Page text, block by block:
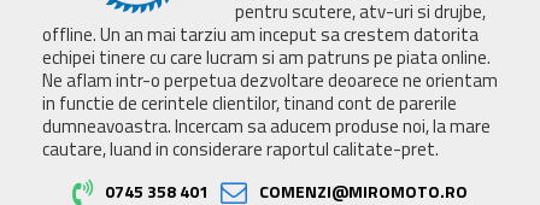
pentru scutere, atv-uri si drujbe,
offline. Un an mai tarziu am inceput sa crestem datorita
echipei tinere cu care lucram si am patruns pe piata online.
Ne aflam intr-o perpetua dezvoltare deoarece ne orientam
in functie de cerintele clientilor, tinand cont de parerile
dumneavoastra. Incercam sa aducem produse noi, la mare
cautare, luand in considerare raportul calitate-pret.
0745 358 401
COMENZI@MIROMOTO.RO